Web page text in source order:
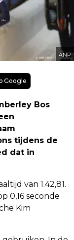
ANP
Google
Bos
tijdens de
dat in
van 1.42,81.
0,16 seconde
Kim